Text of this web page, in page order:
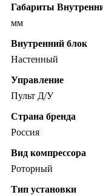
Габариты
мм
Внутренний блок
Настенный
Управление
Пульт Д/У
Страна бренда
Россия
Вид компрессора
Роторный
Тип установки